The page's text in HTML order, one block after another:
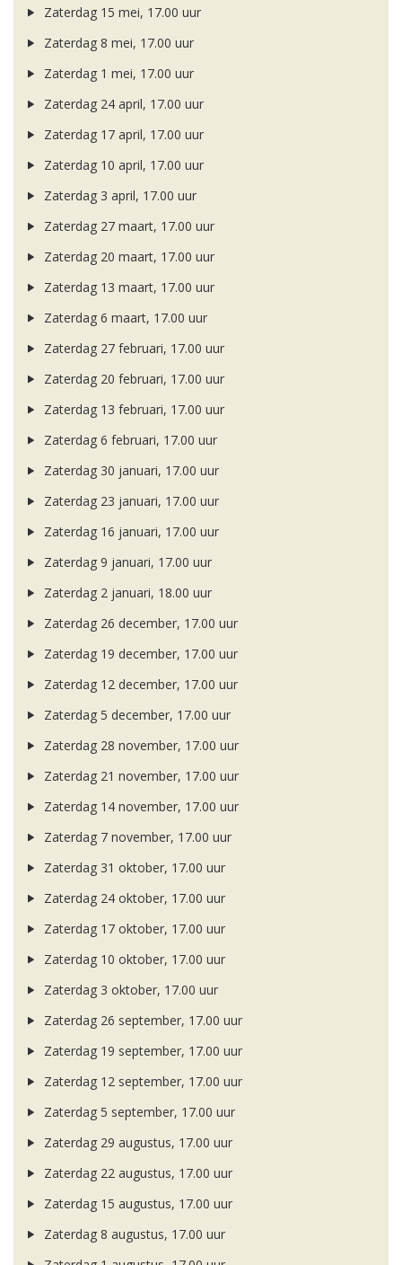
Zaterdag 15 mei, 17.00 uur
Zaterdag 8 mei, 17.00 uur
Zaterdag 1 mei, 17.00 uur
Zaterdag 24 april, 17.00 uur
Zaterdag 17 april, 17.00 uur
Zaterdag 10 april, 17.00 uur
Zaterdag 3 april, 17.00 uur
Zaterdag 27 maart, 17.00 uur
Zaterdag 20 maart, 17.00 uur
Zaterdag 13 maart, 17.00 uur
Zaterdag 6 maart, 17.00 uur
Zaterdag 27 februari, 17.00 uur
Zaterdag 20 februari, 17.00 uur
Zaterdag 13 februari, 17.00 uur
Zaterdag 6 februari, 17.00 uur
Zaterdag 30 januari, 17.00 uur
Zaterdag 23 januari, 17.00 uur
Zaterdag 16 januari, 17.00 uur
Zaterdag 9 januari, 17.00 uur
Zaterdag 2 januari, 18.00 uur
Zaterdag 26 december, 17.00 uur
Zaterdag 19 december, 17.00 uur
Zaterdag 12 december, 17.00 uur
Zaterdag 5 december, 17.00 uur
Zaterdag 28 november, 17.00 uur
Zaterdag 21 november, 17.00 uur
Zaterdag 14 november, 17.00 uur
Zaterdag 7 november, 17.00 uur
Zaterdag 31 oktober, 17.00 uur
Zaterdag 24 oktober, 17.00 uur
Zaterdag 17 oktober, 17.00 uur
Zaterdag 10 oktober, 17.00 uur
Zaterdag 3 oktober, 17.00 uur
Zaterdag 26 september, 17.00 uur
Zaterdag 19 september, 17.00 uur
Zaterdag 12 september, 17.00 uur
Zaterdag 5 september, 17.00 uur
Zaterdag 29 augustus, 17.00 uur
Zaterdag 22 augustus, 17.00 uur
Zaterdag 15 augustus, 17.00 uur
Zaterdag 8 augustus, 17.00 uur